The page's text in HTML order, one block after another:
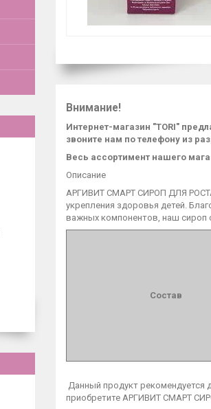
Внимание!
Интернет-магазин "TORI"
звоните нам по телефону из
Весь ассортимент нашего
Описание
АРГИВИТ СМАРТ СИРОП ДЛЯ РОСТА
укрепления здоровья детей.
важных компонентов, наш сироп
Состав
Данный продукт рекомендуется
приобретите АРГИВИТ СМАРТ